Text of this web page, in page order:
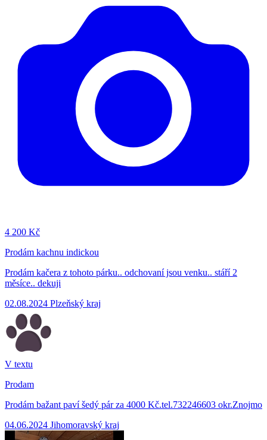
4 200 Kč
Prodám kachnu indickou
Prodám kačera z tohoto párku.. odchovaní jsou venku.. stáří 2
měsíce.. dekuji
02.08.2024 Plzeňský kraj
V textu
Prodam
Prodám bažant paví šedý pár za 4000 Kč.tel.732246603 okr.Znojmo
04.06.2024 Jihomoravský kraj